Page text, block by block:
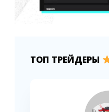
ТОП ТРЕЙДЕРЫ